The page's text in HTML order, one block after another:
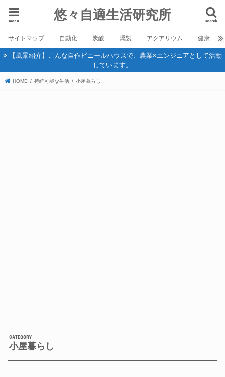
悠々自適生活研究所 search
menu
サイトマップ 自動化 炭酸 燻製 アクアリウム 健康
【風景紹介】こんな自作ビニールハウスで、農業×エンジニアとして活動
しています。
HOME 持続可能な生活 小屋暮らし
小屋暮らし